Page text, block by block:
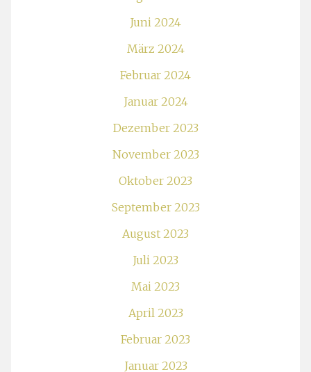
Juni 2024
März 2024
Februar 2024
Januar 2024
Dezember 2023
November 2023
Oktober 2023
September 2023
August 2023
Juli 2023
Mai 2023
April 2023
Februar 2023
Januar 2023